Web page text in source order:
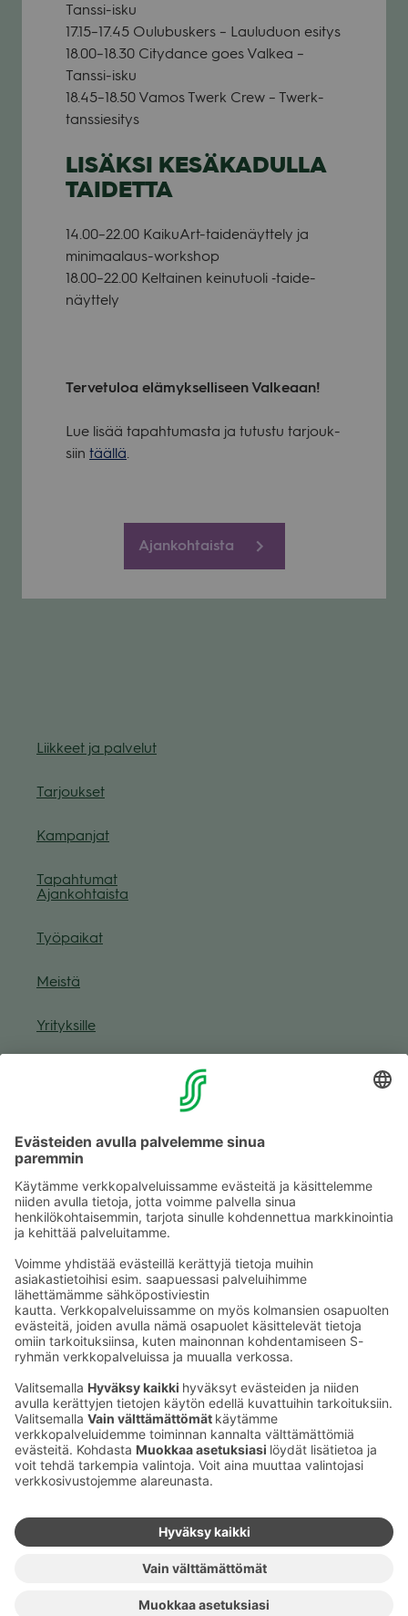
Tanssi-isku
17.15–17.45 Oulu­bus­kers – Lau­lu­duon esi­tys
18.00–18.30 City­dance goes Val­kea –
Tanssi-isku
18.45–18.50 Vamos Twerk Crew – Twerk-
tans­sie­si­tys
LISÄKSI KESÄKADULLA
TAIDETTA
14.00–22.00 Kai­kuArt-tai­de­näyt­tely ja
mini­maa­laus-works­hop
18.00–22.00 Kel­tai­nen kei­nu­tuoli ‑tai­de­
näyt­tely
Ter­ve­tu­loa elä­myk­sel­li­seen Val­ke­aan!
Lue lisää tapah­tu­masta ja tutustu tar­jouk­
siin täällä.
Ajankohtaista
Liik­keet ja pal­ve­lut
Tar­jouk­set
Kam­pan­jat
Tapah­tu­mat
Ajan­koh­taista
Työ­pai­kat
Meistä
Yri­tyk­sille
Muuta eväs­tea­se­tuk­sia & eväs­tein­for­maa­tio
Tie­to­suo­ja­se­loste (Arina)
Kaup­pa­kes­kus
Ma-pe
9–20
La
9–19
Su
11–18
Katso poik­keus­au­kio­lottäältä
Iso­katu 22–25,
90100 Oulu
Ma-pe
7–23
7–23